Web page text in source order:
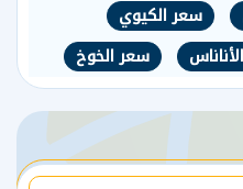
سعر الكيوي
سعر الخوخ